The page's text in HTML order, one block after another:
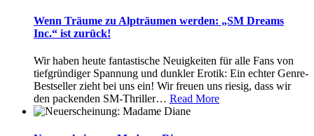
Wenn Träume zu Alpträumen werden: „SM Dreams
Inc.“ ist zurück!
Wir haben heute fantastische Neuigkeiten für alle Fans von
tiefgründiger Spannung und dunkler Erotik: Ein echter Genre-
Bestseller zieht bei uns ein! Wir freuen uns riesig, dass wir
den packenden SM-Thriller… Read More